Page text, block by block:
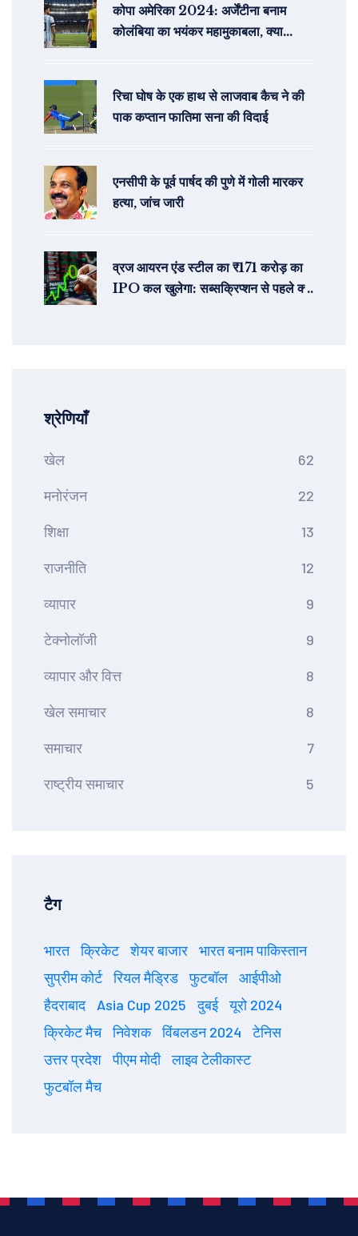
कोपा अमेरिका 2024: अर्जेंटीना बनाम
कोलंबिया का भयंकर महामुकाबला, क्या
रिचा घोष के एक हाथ से लाजवाब कैच ने की
पाक कप्तान फातिमा सना की विदाई
एनसीपी के पूर्व पार्षद की पुणे में गोली मारकर
हत्या, जांच जारी
व्रज आयरन एंड स्टील का ₹171 करोड़ का
IPO कल खुलेगा: सब्सक्रिप्शन से पहले क्या
श्रेणियाँ
खेल 62
मनोरंजन 22
शिक्षा 13
राजनीति 12
व्यापार 9
टेक्नोलॉजी 9
व्यापार और वित्त 8
खेल समाचार 8
समाचार 7
राष्ट्रीय समाचार 5
टैग
भारत क्रिकेट शेयर बाजार
भारत बनाम पाकिस्तान
सुप्रीम कोर्ट
रियल मैड्रिड फुटबॉल
आईपीओ
हैदराबाद
Asia Cup 2025 दुबई
यूरो 2024
क्रिकेट मैच
निवेशक विंबलडन 2024
टेनिस
उत्तर प्रदेश
पीएम मोदी
लाइव टेलीकास्ट
फुटबॉल मैच